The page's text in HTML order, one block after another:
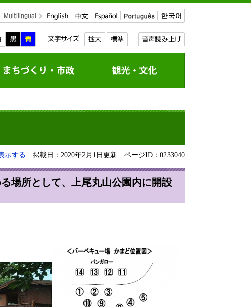
示する 掲載日：2020年2月1日更新 ページID：0233040
場所として、上尾丸山公園内に開設